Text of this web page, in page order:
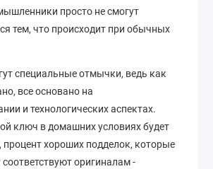
просто не смогут
тем, что происходит при обычных
специальные отмычки, ведь как
все основано на
и технологических аспектах.
ключ в домашних условиях будет
процент хороших подделок, которые
оригиналам -